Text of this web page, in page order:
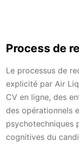
Process de
Le processus de
explicité par Air
CV en ligne, des
des opérationnels
psychotechniques
cognitives du